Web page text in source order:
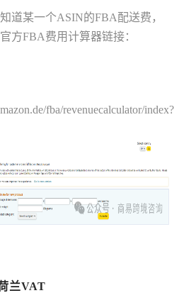
道某一个ASIN的FBA配送费，
方FBA费用计算器链接：
fba/revenuecalculator/index?
兰VAT